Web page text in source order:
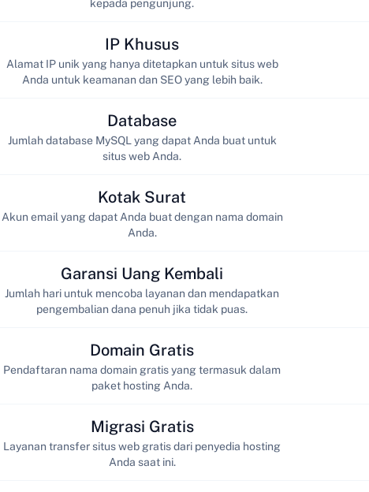
kepada pengunjung.
IP Khusus
Alamat IP unik yang hanya ditetapkan untuk situs web
Anda untuk keamanan dan SEO yang lebih baik.
Database
Jumlah database MySQL yang dapat Anda buat untuk
situs web Anda.
Kotak Surat
Akun email yang dapat Anda buat dengan nama domain
Anda.
Garansi Uang Kembali
Jumlah hari untuk mencoba layanan dan mendapatkan
pengembalian dana penuh jika tidak puas.
Domain Gratis
Pendaftaran nama domain gratis yang termasuk dalam
paket hosting Anda.
Migrasi Gratis
Layanan transfer situs web gratis dari penyedia hosting
Anda saat ini.